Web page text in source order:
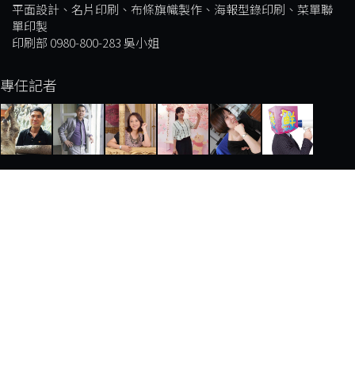
平面設計、名片印刷、布條旗幟製作、海報型錄印刷、菜單聯
單印製
印刷部 0980-800-283 吳小姐
專任記者